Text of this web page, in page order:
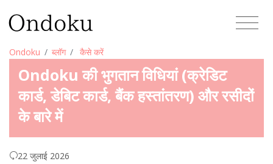
Ondoku ब्लॉग कैसे करें
Ondoku की भुगतान विधियां (क्रेडिट
कार्ड, डेबिट कार्ड, बैंक हस्तांतरण) और रसीदों
के बारे में
22 जुलाई 2026